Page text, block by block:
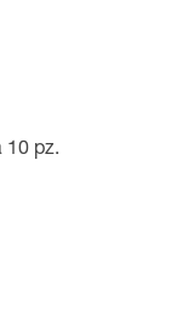
10 pz.